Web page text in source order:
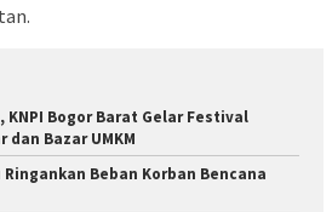
Bogor Barat Gelar Festival
Bazar UMKM
Beban Korban Bencana